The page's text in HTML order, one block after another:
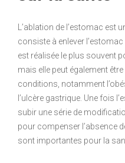
L’ablation de l’estomac est
consiste à enlever
est réalisée le plus souvent
mais elle peut également
conditions, notamment
l’ulcère gastrique. Une fois
subir une série de
pour compenser l’absence
sont importantes pour la